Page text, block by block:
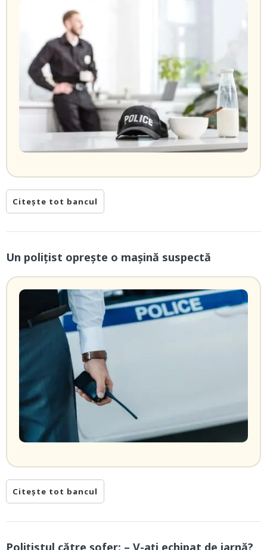
Citește tot bancul
Un polițist oprește o mașină suspectă
Citește tot bancul
Polițistul către șofer: – V-ați echipat de iarnă?